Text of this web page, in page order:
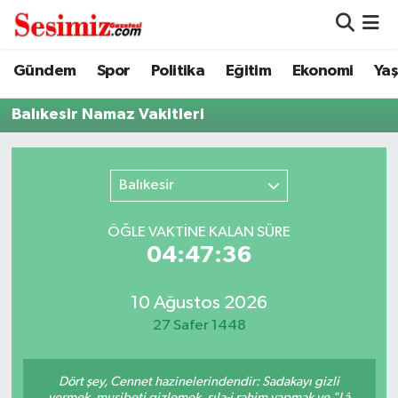
Gündem Spor Politika Eğitim Ekonomi
Balıkesir Namaz Vakitleri
Balıkesir
ÖĞLE VAKTİNE KALAN SÜRE
04:47:36
10 Ağustos 2026
27 Safer 1448
Dört şey, Cennet hazinelerindendir: Sadakayı gizli
Dünya
Eğitim
Sağlık
Nöbetçi Eczaneler
Hava Durumu
Trafik Durumu
Süper Lig Puan Durumu ve Fikstür
Tüm Manşetler
Haber Arşivi